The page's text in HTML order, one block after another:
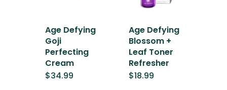
Age Defying
Goji
Perfecting
Cream
$34.99
Age Defying
Blossom +
Leaf Toner
Refresher
$18.99